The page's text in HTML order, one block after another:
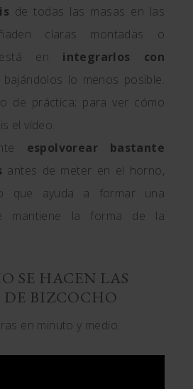
de todas las masas en las
claras montadas o
está en integrarlos con
bajándolos lo menos posible.
de práctica; para ver cómo
el vídeo.
espolvorear bastante
antes de meter en el horno,
que ayuda a formar una
mantiene la forma de la
SE HACEN LAS
BIZCOCHO
en minuto y medio: